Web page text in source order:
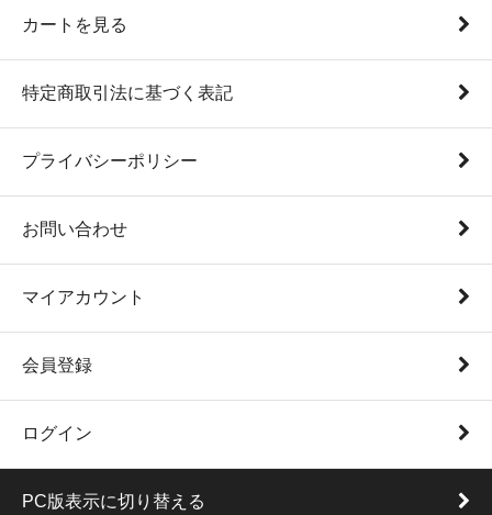
カートを見る
特定商取引法に基づく表記
プライバシーポリシー
お問い合わせ
マイアカウント
会員登録
ログイン
PC版表示に切り替える